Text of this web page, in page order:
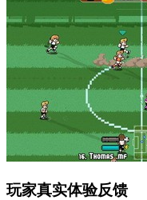
玩家真实体验反馈